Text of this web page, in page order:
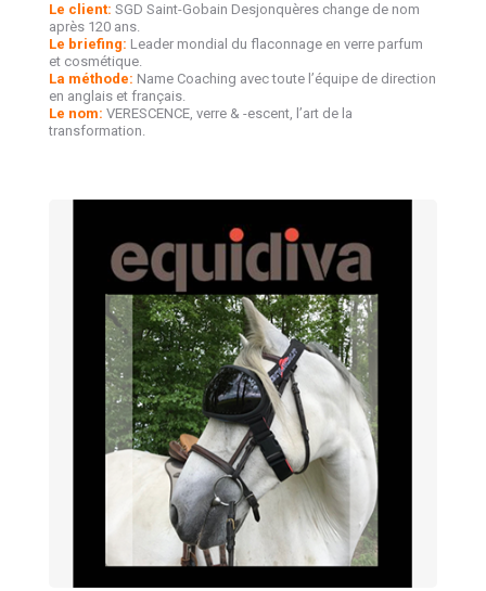
Le client: SGD Saint-Gobain Desjonquères change de nom
après 120 ans.
Le briefing: Leader mondial du flaconnage en verre parfum
et cosmétique.
La méthode: Name Coaching avec toute l’équipe de direction
en anglais et français.
Le nom: VERESCENCE, verre & -escent, l’art de la
transformation.